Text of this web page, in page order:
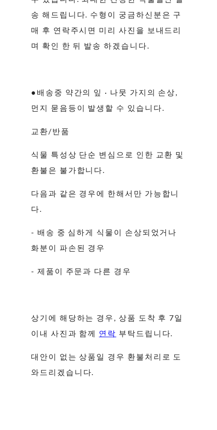
송 해드립니다. 수형이 궁금하신분은 구
매 후 연락주시면 미리 사진을 보내드리
며 확인 한 뒤 발송 하겠습니다.
●배송중 약간의 잎 · 나뭇 가지의 손상,
먼지 묻음등이 발생할 수 있습니다.
교환/반품
식물 특성상 단순 변심으로 인한 교환 및
환불은 불가합니다.
다음과 같은 경우에 한해서만 가능합니
다.
- 배송 중 심하게 식물이 손상되었거나
화분이 파손된 경우
- 제품이 주문과 다른 경우
상기에 해당하는 경우, 상품 도착 후 7일
이내 사진과 함께 연락 부탁드립니다.
대안이 없는 상품일 경우 환불처리로 도
와드리겠습니다.